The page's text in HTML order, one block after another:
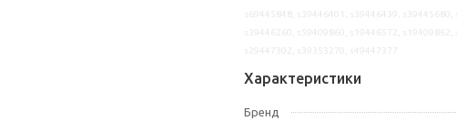
Характеристики
Бренд